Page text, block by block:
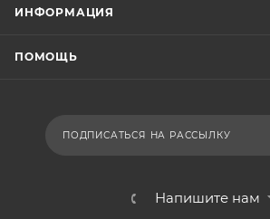
ИНФОРМАЦИЯ
ПОМОЩЬ
ПОДПИСАТЬСЯ НА РАССЫЛКУ
Напишите нам